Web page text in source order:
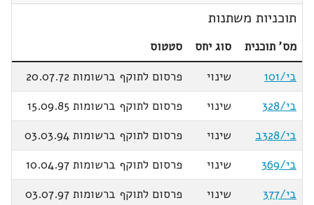
תוכניות משתנות
מס' תוכנית סוג יחס
סטטוס
בי/101
שינוי
פרסום לתוקף ברשומות 20.07.72
בי/328
שינוי
פרסום לתוקף ברשומות 15.09.85
בי/328ב
שינוי
פרסום לתוקף ברשומות 03.03.94
בי/369
שינוי
פרסום לתוקף ברשומות 10.04.97
בי/377
שינוי פרסום לתוקף ברשומות 03.07.97